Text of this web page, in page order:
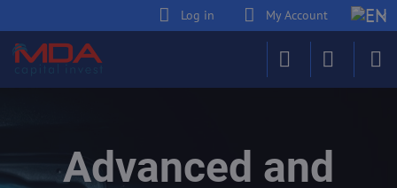
Log in My Account
Advanced and